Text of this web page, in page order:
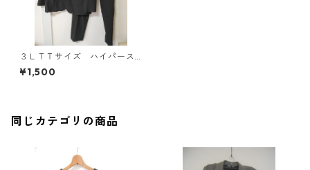
３ＬＴＴサイズ ハイパース
トレッチ スーツ２点セッ
ト ブラック KAE-4443
¥1,500
同じカテゴリの商品